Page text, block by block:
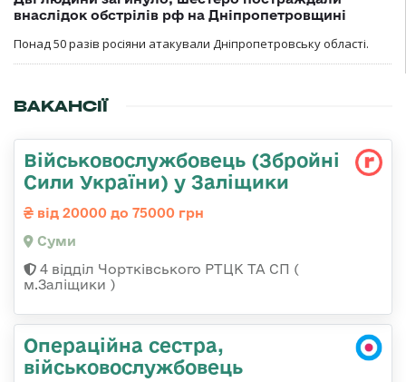
внаслідок обстрілів рф на Дніпропетровщині
Понад 50 разів росіяни атакували Дніпропетровську області.
ВАКАНСІЇ
Військовослужбовець (Збройні
Сили України) у Заліщики
від 20000 до 75000 грн
Суми
4 відділ Чортківського РТЦК ТА СП (
м.Заліщики )
Операційна сестра,
військовослужбовець